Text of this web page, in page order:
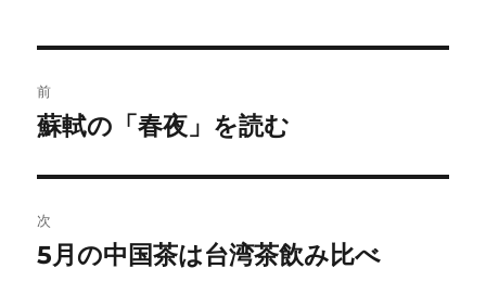
稿
ビ
ゲ
前
前
投
稿:
蘇軾の「春夜」を読む
次
次
5月の中国茶は台湾茶飲み比べ